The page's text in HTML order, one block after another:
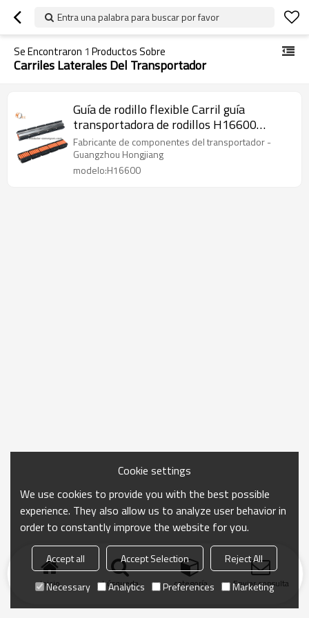
Entra una palabra para buscar por favor
Se Encontraron 1 Productos Sobre
Carriles Laterales Del Transportador
Guía de rodillo flexible Carril guía
transportadora de rodillos H16600
componente curvo
Fabricante de componentes del transportador -
Guangzhou Hongjiang
modelo:H16600
Inicio búsqueda categoría Enviar consulta
Cookie settings
We use cookies to provide you with the best possible
experience. They also allow us to analyze user behavior in
order to constantly improve the website for you.
Accept all Accept Selection
Reject All
Necessary
Analytics Preferences Marketing